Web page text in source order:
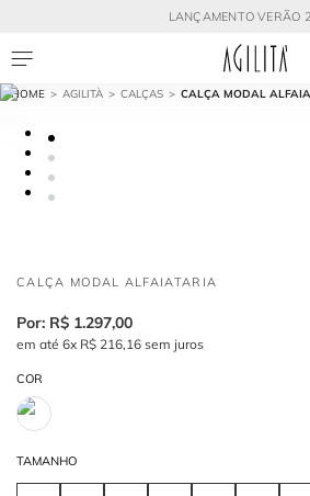
LANÇAMENTO VERÃO
AGILITÀ CALÇAS CALÇA MODAL
CALÇA MODAL ALFAIATARIA
R$ 1.297,00
em até 6x R$ 216,16 sem juros
COR
TAMANHO